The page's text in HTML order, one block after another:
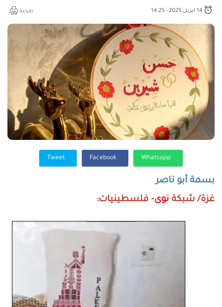
طباعة
بسمة أبو ناصر
غزة/ شبكة نوى- فلسطينيات: